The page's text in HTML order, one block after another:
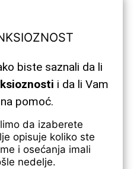
biste saznali da li
i da li Vam
pomoć.
da izaberete
opisuje koliko ste
i osećanja imali
nedelje.